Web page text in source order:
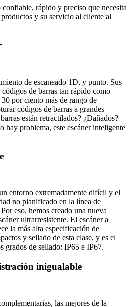
confiable, rápido y preciso que necesita
y su servicio al cliente al
de escaneado 1D, y punto. Sus
códigos de barras tan rápido como
por ciento más de rango de
códigos de barras a grandes
están retractilados? ¿Dañados?
hay problema, este escáner inteligente
entorno extremadamente difícil y el
no planificado en la línea de
eso, hemos creado una nueva
ultrarresistente. El escáner a
la más alta especificación de
y sellado de esta clase, y es el
grados de sellado: IP65 e IP67.
inigualable
las mejores de la